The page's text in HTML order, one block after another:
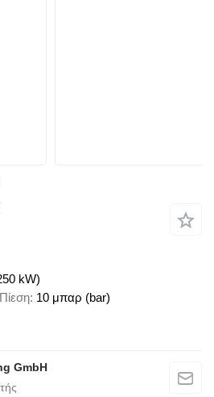
kW)
Πίεση 10 μπαρ (bar)
GmbH